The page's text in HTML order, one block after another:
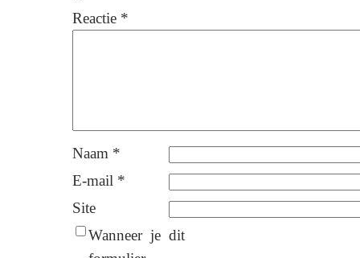
Reactie *
Naam *
E-mail *
Site
Wanneer je dit